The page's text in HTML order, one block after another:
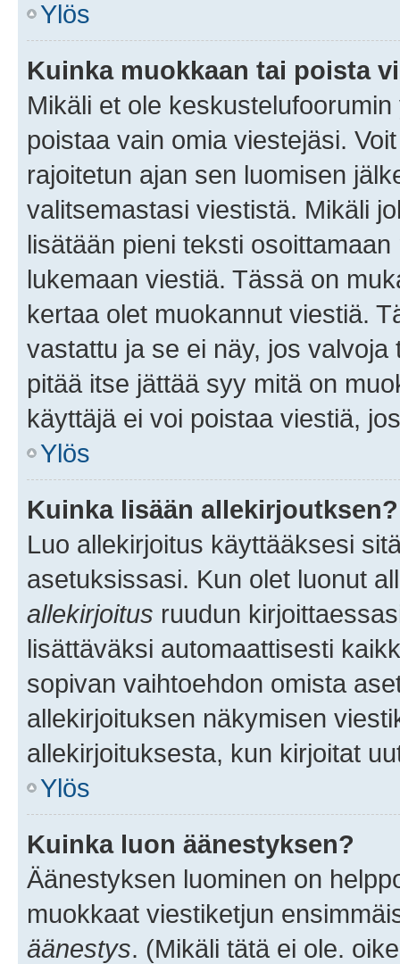
Ylös
Kuinka muokkaan tai poista
Mikäli et ole
poistaa vain omia viestejäsi.
rajoitetun ajan sen luomisen
valitsemastasi viestistä. Mikäli
lisätään pieni teksti
lukemaan viestiä. Tässä on
kertaa olet muokannut viestiä.
vastattu ja se ei näy, jos
pitää itse jättää syy mitä on
käyttäjä ei voi poistaa viestiä,
Ylös
Kuinka lisään allekirjoutksen?
Luo allekirjoitus käyttääksesi
asetuksissasi. Kun olet luonut
allekirjoitus ruudun
lisättäväksi automaattisesti
sopivan vaihtoehdon omista
allekirjoituksen näkymisen
allekirjoituksesta, kun kirjoitat
Ylös
Kuinka luon äänestyksen?
Äänestyksen luominen on
muokkaat viestiketjun
äänestys. (Mikäli tätä ei ole.